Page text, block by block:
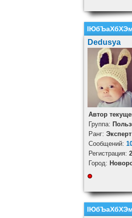
Dedusya
Автор
Группа:
Ранг: Эксперт
Cообщений:
Регистрация:
Город: